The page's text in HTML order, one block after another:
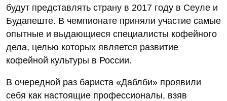
будут представлять страну в 2017 году в Сеуле и
Будапеште. В чемпионате приняли участие самые
опытные и выдающиеся специалисты кофейного
дела, целью которых является развитие
кофейной культуры в России.
В очередной раз бариста «Даблби» проявили
себя как настоящие профессионалы, взяв